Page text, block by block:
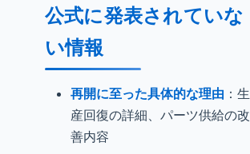
公式に発表されていな
い情報
再開に至った具体的な理由 ：生
産回復の詳細、パーツ供給の改
善内容